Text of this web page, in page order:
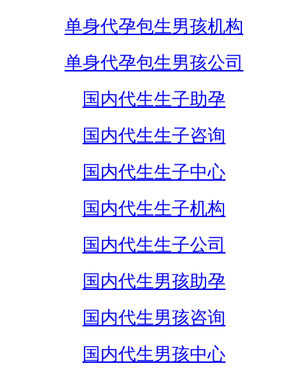
单身代孕包生男孩机构
单身代孕包生男孩公司
国内代生生子助孕
国内代生生子咨询
国内代生生子中心
国内代生生子机构
国内代生生子公司
国内代生男孩助孕
国内代生男孩咨询
国内代生男孩中心